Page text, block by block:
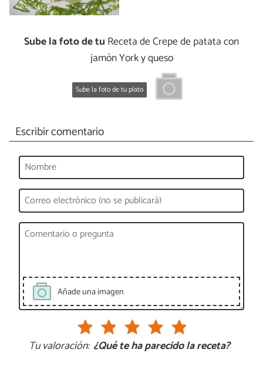
Sube la foto de tu Receta de Crepe de patata con
jamón York y queso
Sube la foto de tu plato
Escribir comentario
Añade una imagen
Tu valoración: ¿Qué te ha parecido la receta?